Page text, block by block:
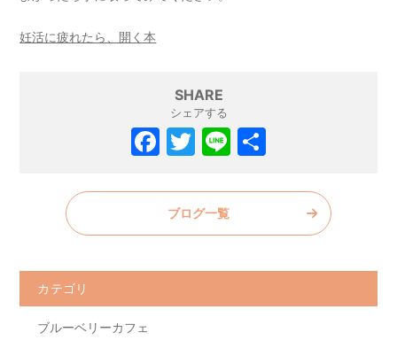
妊活に疲れたら、開く本
SHARE
シェアする
F
c
e
o
o
T
itt
er
Li
e
ブログ一覧
カテゴリ
ブルーベリーカフェ